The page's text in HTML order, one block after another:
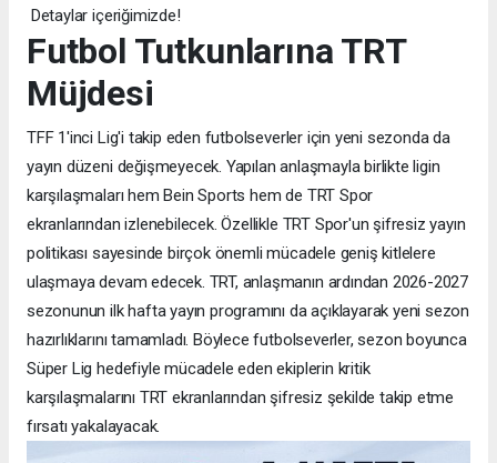
Detaylar içeriğimizde!
Futbol Tutkunlarına TRT
Müjdesi
TFF 1'inci Lig'i takip eden futbolseverler için yeni sezonda da
yayın düzeni değişmeyecek. Yapılan anlaşmayla birlikte ligin
karşılaşmaları hem Bein Sports hem de TRT Spor
ekranlarından izlenebilecek. Özellikle TRT Spor'un şifresiz yayın
politikası sayesinde birçok önemli mücadele geniş kitlelere
ulaşmaya devam edecek. TRT, anlaşmanın ardından 2026-2027
sezonunun ilk hafta yayın programını da açıklayarak yeni sezon
hazırlıklarını tamamladı. Böylece futbolseverler, sezon boyunca
Süper Lig hedefiyle mücadele eden ekiplerin kritik
karşılaşmalarını TRT ekranlarından şifresiz şekilde takip etme
fırsatı yakalayacak.